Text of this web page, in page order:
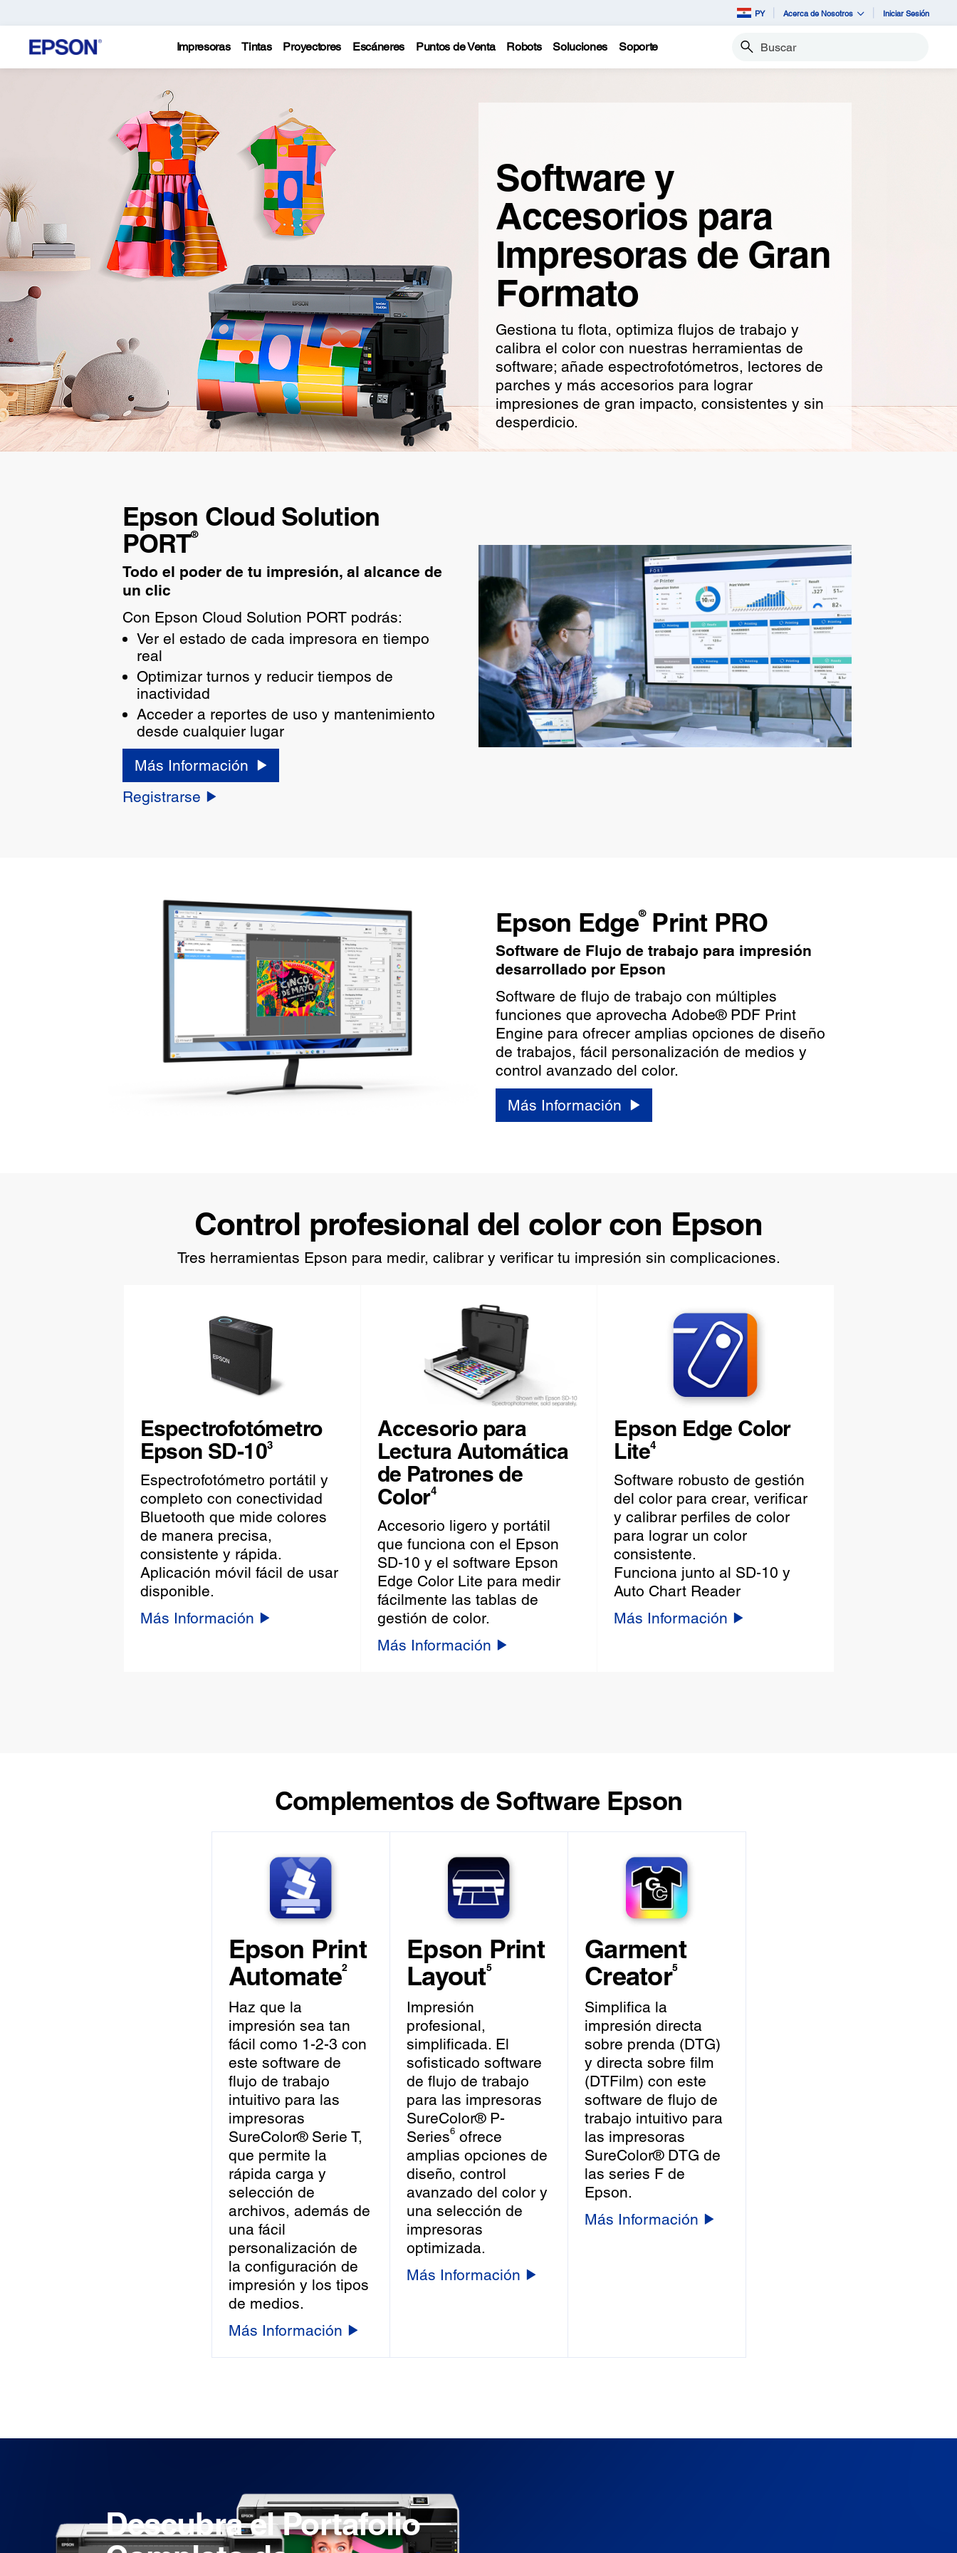
PY Acerca de Nosotros Iniciar Sesión
Impresoras Tintas Proyectores Escáneres Puntos de Venta Robots Soluciones Soporte Buscar
Software y
Accesorios para
Impresoras de Gran
Formato
Gestiona tu flota, optimiza flujos de trabajo y
calibra el color con nuestras herramientas de
software; añade espectrofotómetros, lectores de
parches y más accesorios para lograr
impresiones de gran impacto, consistentes y sin
desperdicio.
Epson Cloud Solution
PORT®
Todo el poder de tu impresión, al alcance de
un clic
Con Epson Cloud Solution PORT podrás:
Ver el estado de cada impresora en tiempo
real
Optimizar turnos y reducir tiempos de
inactividad
Acceder a reportes de uso y mantenimiento
desde cualquier lugar
Más Información
Registrarse
Epson Edge®Print PRO
Software de Flujo de trabajo para impresión
desarrollado por Epson
Software de flujo de trabajo con múltiples
funciones que aprovecha Adobe® PDF Print
Engine para ofrecer amplias opciones de diseño
de trabajos, fácil personalización de medios y
control avanzado del color.
Más Información
Control profesional del color con Epson
Tres herramientas Epson para medir, calibrar y verificar tu impresión sin complicaciones.
Espectrofotómetro
Epson SD-103
Espectrofotómetro portátil y
completo con conectividad
Bluetooth que mide colores
de manera precisa,
consistente y rápida.
Aplicación móvil fácil de usar
disponible.
Más Información
Accesorio para
Lectura Automática
de Patrones de
Color4
Accesorio ligero y portátil
que funciona con el Epson
SD-10 y el software Epson
Edge Color Lite para medir
fácilmente las tablas de
gestión de color.
Más Información
Epson Edge Color
Lite4
Software robusto de gestión
del color para crear, verificar
y calibrar perfiles de color
para lograr un color
consistente.
Funciona junto al SD-10 y
Auto Chart Reader
Más Información
Complementos de Software Epson
Epson Print
Automate2
Haz que la
impresión sea tan
fácil como 1-2-3 con
este software de
flujo de trabajo
intuitivo para las
impresoras
SureColor® Serie T,
que permite la
rápida carga y
selección de
archivos, además de
una fácil
personalización de
la configuración de
impresión y los tipos
de medios.
Más Información
Epson Print
Layout5
Impresión
profesional,
simplificada. El
sofisticado software
de flujo de trabajo
para las impresoras
SureColor® P-
Series6ofrece
amplias opciones de
diseño, control
avanzado del color y
una selección de
impresoras
optimizada.
Más Información
Garment
Creator5
Simplifica la
impresión directa
sobre prenda (DTG)
y directa sobre film
(DTFilm) con este
software de flujo de
trabajo intuitivo para
las impresoras
SureColor® DTG de
las series F de
Epson.
Más Información
Descubra el Portafolio